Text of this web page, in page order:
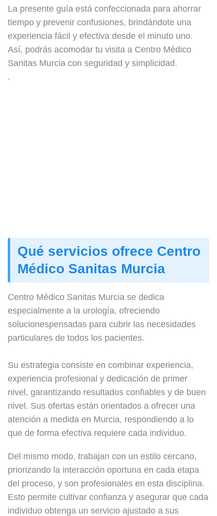
La presente guía está confeccionada para ahorrar
tiempo y prevenir confusiones, brindándote una
experiencia fácil y efectiva desde el minuto uno.
Así, podrás acomodar tu visita a Centro Médico
Sanitas Murcia con seguridad y simplicidad.
.
Qué servicios ofrece Centro
Médico Sanitas Murcia
Centro Médico Sanitas Murcia se dedica
especialmente a la urología, ofreciendo
solucionespensadas para cubrir las necesidades
particulares de todos los pacientes.
Su estrategia consiste en combinar experiencia,
experiencia profesional y dedicación de primer
nivel, garantizando resultados confiables y de buen
nivel. Sus ofertas están orientados a ofrecer una
atención a medida en Murcia, respondiendo a lo
que de forma efectiva requiere cada individuo.
Del mismo modo, trabajan con un estilo cercano,
priorizando la interacción oportuna en cada etapa
del proceso, y son profesionales en esta disciplina.
Esto permite cultivar confianza y asegurar que cada
individuo obtenga un servicio ajustado a sus